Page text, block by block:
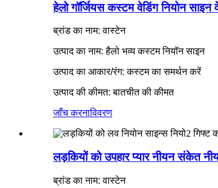
हेलो गॉर्जियस कस्टम वेडिंग नियोन
ब्रांड का नाम: वास्टेन
उत्पाद का नाम: हैलो भव्य कस्टम नियॉन साइन
उत्पाद का आकार/रंग: कस्टम का समर्थन करें
उत्पाद की कीमत: बातचीत की कीमत
जाँच करनाविवरण
लड़कियों को उपहार प्यार नीयन संकेत
ब्रांड का नाम: वास्टेन